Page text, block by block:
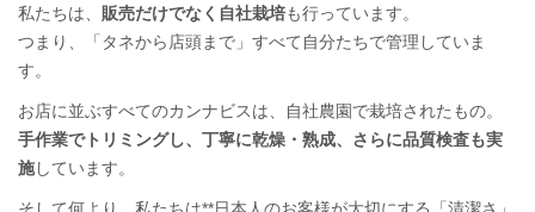
私たちは、 販売だけでなく自社栽培も行っています。
つまり、「タネから店頭まで」すべて自分たちで管理していま
す。
お店に並ぶすべてのカンナビスは、自社農園で栽培されたもの。
手作業でトリミングし、丁寧に乾燥・熟成、さらに品質検査も実
施しています。
そして何より、私たちは**日本人のお客様が大切にする「清潔さ」